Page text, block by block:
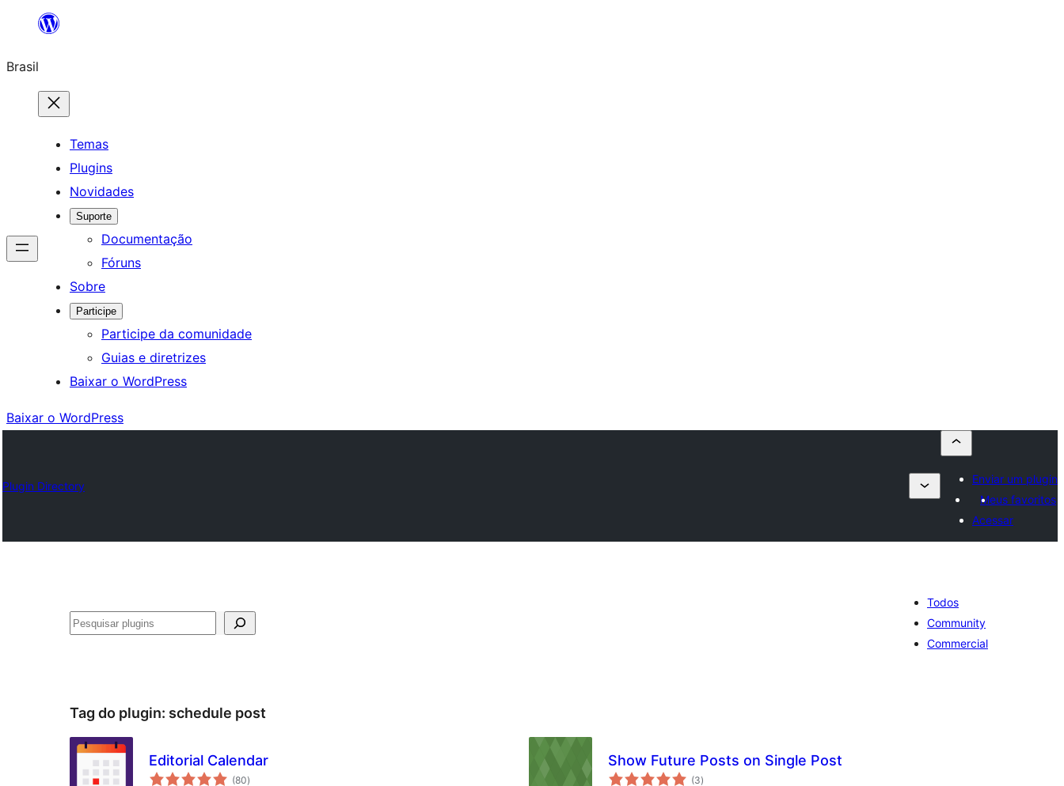
o
conteúdo
Brasil
Temas
Plugins
Novidades
Suporte
Documentação
Fóruns
Sobre
Participe
Participe da comunidade
Guias e diretrizes
Baixar o WordPress
Baixar o WordPress
Plugin Directory
Enviar um plugin
Meus favoritos
Acessar
Pesquisar
Todos
Community
Commercial
Tag do plugin: schedule post
Editorial Calendar
(80total
)
Show Future Posts on Single Post
(3total
)